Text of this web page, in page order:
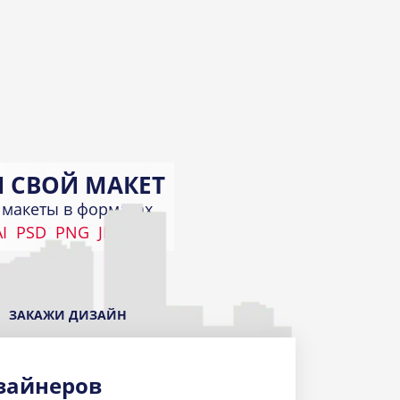
СВОЙ МАКЕТ
в форматах
PSD PNG JPEG
ЗАКАЖИ ДИЗАЙН